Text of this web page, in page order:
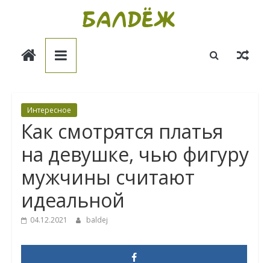
Балдёж
Интересное
Как смотрятся платья
на девушке, чью фигуру
мужчины считают
идеальной
04.12.2021 baldej